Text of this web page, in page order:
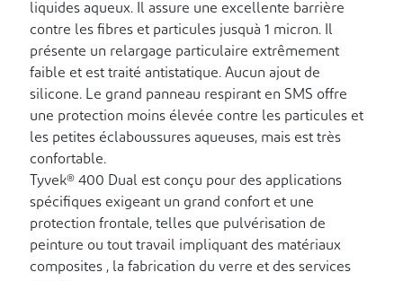
liquides aqueux. Il assure une excellente barrière
contre les fibres et particules jusquà 1 micron. Il
présente un relargage particulaire extrêmement
faible et est traité antistatique. Aucun ajout de
silicone. Le grand panneau respirant en SMS offre
une protection moins élevée contre les particules et
les petites éclaboussures aqueuses, mais est très
confortable.
Tyvek® 400 Dual est conçu pour des applications
spécifiques exigeant un grand confort et une
protection frontale, telles que pulvérisation de
peinture ou tout travail impliquant des matériaux
composites , la fabrication du verre et des services